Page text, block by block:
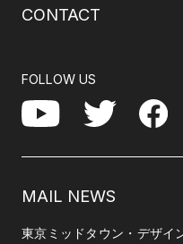
CONTACT
FOLLOW US
YouTube Twitter
MAIL NEWS
東京ミッドタウン・デザイ